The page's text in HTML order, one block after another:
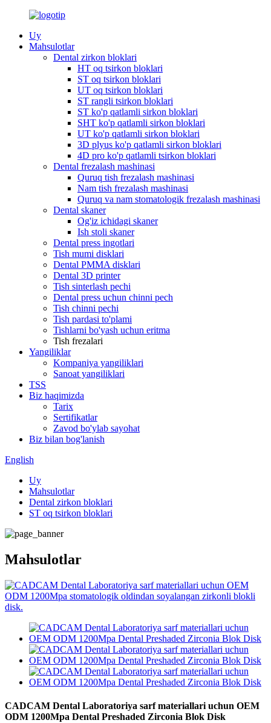
Uy
Mahsulotlar
Dental zirkon bloklari
HT oq tsirkon bloklari
ST oq tsirkon bloklari
UT oq tsirkon bloklari
ST rangli tsirkon bloklari
ST ko'p qatlamli sirkon bloklari
SHT ko'p qatlamli sirkon bloklari
UT ko'p qatlamli sirkon bloklari
3D plyus ko'p qatlamli sirkon bloklari
4D pro ko'p qatlamli tsirkon bloklari
Dental frezalash mashinasi
Quruq tish frezalash mashinasi
Nam tish frezalash mashinasi
Quruq va nam stomatologik frezalash mashinasi
Dental skaner
Og'iz ichidagi skaner
Ish stoli skaner
Dental press ingotlari
Tish mumi disklari
Dental PMMA disklari
Dental 3D printer
Tish sinterlash pechi
Dental press uchun chinni pech
Tish chinni pechi
Tish pardasi to'plami
Tishlarni bo'yash uchun eritma
Tish frezalari
Yangiliklar
Kompaniya yangiliklari
Sanoat yangiliklari
TSS
Biz haqimizda
Tarix
Sertifikatlar
Zavod bo'ylab sayohat
Biz bilan bog'lanish
English
Uy
Mahsulotlar
Dental zirkon bloklari
ST oq tsirkon bloklari
Mahsulotlar
CADCAM Dental Laboratoriya sarf materiallari uchun OEM
ODM 1200Mpa Dental Preshaded Zirconia Blok Disk